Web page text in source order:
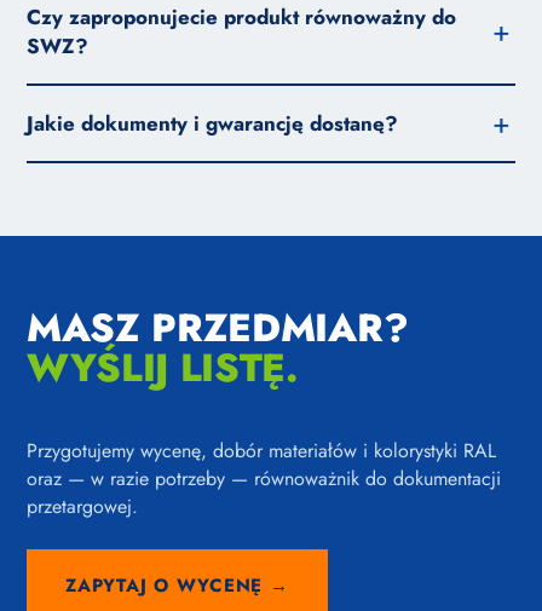
Czy zaproponujecie produkt równoważny do
SWZ?
Jakie dokumenty i gwarancję dostanę?
MASZ PRZEDMIAR?
WYŚLIJ LISTĘ.
Przygotujemy wycenę, dobór materiałów i kolorystyki RAL
oraz — w razie potrzeby — równoważnik do dokumentacji
przetargowej.
ZAPYTAJ O WYCENĘ →